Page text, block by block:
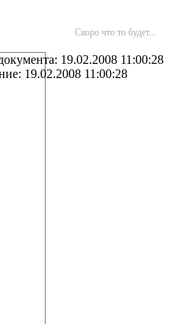
Скоро что то будет...
19.02.2008 11:00:28
19.02.2008 11:00:28